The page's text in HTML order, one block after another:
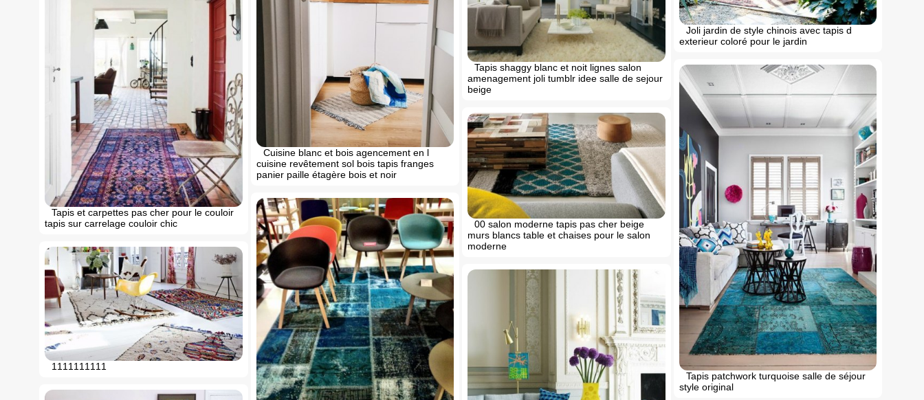
Tapis et carpettes pas cher pour le couloir
tapis sur carrelage couloir chic
Cuisine blanc et bois agencement en l
cuisine revêtement sol bois tapis franges
panier paille étagère bois et noir
Tapis shaggy blanc et noit lignes salon
amenagement joli tumblr idee salle de sejour
beige
Joli jardin de style chinois avec tapis d
exterieur coloré pour le jardin
Tapis patchwork turquoise salle de séjour
style original
00 salon moderne tapis pas cher beige
murs blancs table et chaises pour le salon
moderne
1111111111